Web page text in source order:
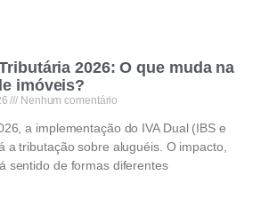
2026: O que muda na
imóveis?
Nenhum comentário
a implementação do IVA Dual (IBS e
a tributação sobre aluguéis. O impacto,
sentido de formas diferentes